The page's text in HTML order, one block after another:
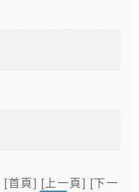
頁] [上一頁] [下一